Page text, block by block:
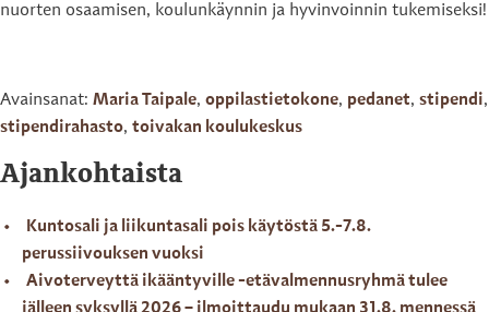
nuorten osaamisen, koulunkäynnin ja hyvinvoinnin tukemiseksi!
Avainsanat: Maria Taipale, oppilastietokone, pedanet, stipendi,
stipendirahasto, toivakan koulukeskus
Ajankohtaista
Kuntosali ja liikuntasali pois käytöstä 5.-7.8.
perussiivouksen vuoksi
Aivoterveyttä ikääntyville -etävalmennusryhmä tulee